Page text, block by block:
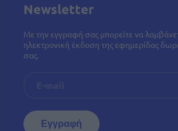
Newsletter
Με την εγγραφή σας μπορείτε να
ηλεκτρονική έκδοση της εφημερίδας
σας.